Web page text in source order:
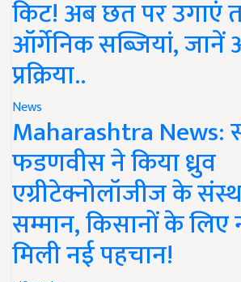
किट! अब छत पर उगाएं
ऑर्गेनिक सब्जियां,
प्रक्रिया..
News
Maharashtra News:
फडणवीस ने किया ध्रुव
एग्रीटेक्नोलॉजीज के
सम्मान, किसानों के लिए
मिली नई पहचान!